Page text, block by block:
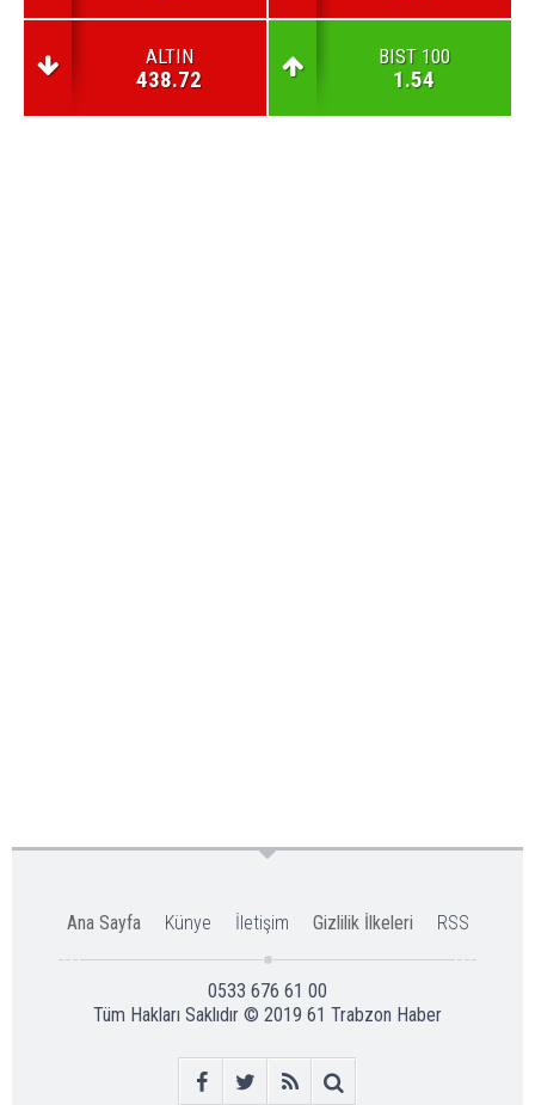
ALTIN
438.72
BIST 100
1.54
Ana Sayfa Künye İletişim Gizlilik İlkeleri RSS
0533 676 61 00
Tüm Hakları Saklıdır © 2019 61 Trabzon Haber